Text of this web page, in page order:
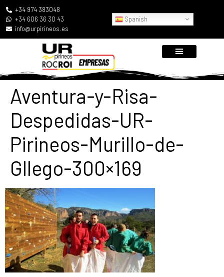
+34 974 383048
+34 606 36 30 43
info@urpirineos.es
Spanish
Aventura-y-Risa-
Despedidas-UR-
Pirineos-Murillo-de-
Gllego-300×169